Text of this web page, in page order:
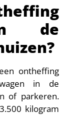
de
ontheffing
in de
of parkeren.
kilogram